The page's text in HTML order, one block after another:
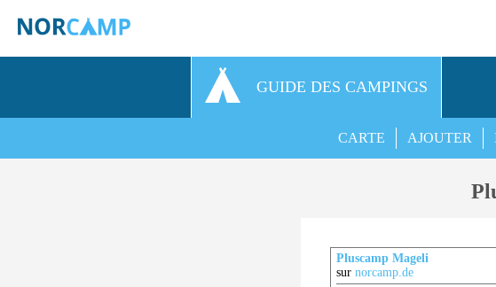
GUIDE DES CAMPINGS
AJOUTER
CARTE
Pluscamp Mageli
surnorcamp.de